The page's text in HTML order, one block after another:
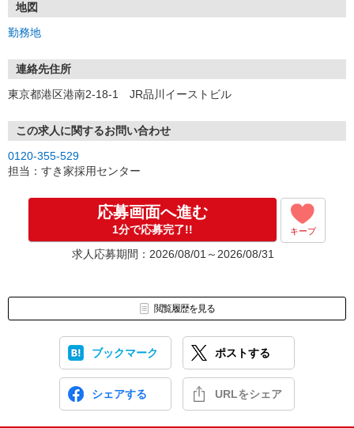
号」など
地図
勤務地
連絡先住所
東京都港区港南2-18-1 JR品川イーストビル
この求人に関するお問い合わせ
0120-355-529
担当：すき家採用センター
応募画面へ進む
1分で応募完了!! キープ
求人応募期間：2026/08/01～2026/08/31
閲覧履歴を見る
ブックマーク ポストする
シェアする URLをシェア